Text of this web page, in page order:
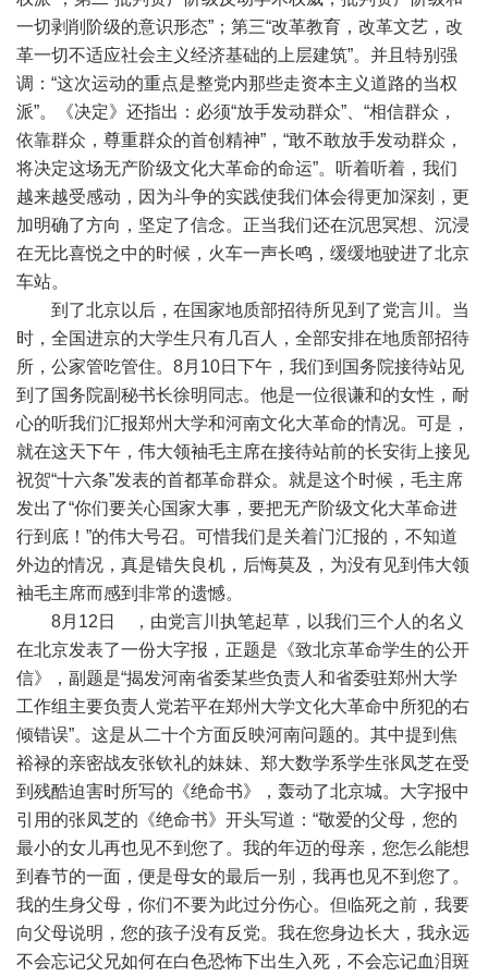
一切剥削阶级的意识形态”；第三“改革教育，改革文艺，改
革一切不适应社会主义经济基础的上层建筑”。并且特别强
调：“这次运动的重点是整党内那些走资本主义道路的当权
派”。《决定》还指出：必须“放手发动群众”、“相信群众，
依靠群众，尊重群众的首创精神”，“敢不敢放手发动群众，
将决定这场无产阶级文化大革命的命运”。听着听着，我们
越来越受感动，因为斗争的实践使我们体会得更加深刻，更
加明确了方向，坚定了信念。正当我们还在沉思冥想、沉浸
在无比喜悦之中的时候，火车一声长鸣，缓缓地驶进了北京
车站。
到了北京以后，在国家地质部招待所见到了党言川。当
时，全国进京的大学生只有几百人，全部安排在地质部招待
所，公家管吃管住。8月10日下午，我们到国务院接待站见
到了国务院副秘书长徐明同志。他是一位很谦和的女性，耐
心的听我们汇报郑州大学和河南文化大革命的情况。可是，
就在这天下午，伟大领袖毛主席在接待站前的长安街上接见
祝贺“十六条”发表的首都革命群众。就是这个时候，毛主席
发出了“你们要关心国家大事，要把无产阶级文化大革命进
行到底！”的伟大号召。可惜我们是关着门汇报的，不知道
外边的情况，真是错失良机，后悔莫及，为没有见到伟大领
袖毛主席而感到非常的遗憾。
8月12日 ，由党言川执笔起草，以我们三个人的名义
在北京发表了一份大字报，正题是《致北京革命学生的公开
信》，副题是“揭发河南省委某些负责人和省委驻郑州大学
工作组主要负责人党若平在郑州大学文化大革命中所犯的右
倾错误”。这是从二十个方面反映河南问题的。其中提到焦
裕禄的亲密战友张钦礼的妹妹、郑大数学系学生张凤芝在受
到残酷迫害时所写的《绝命书》，轰动了北京城。大字报中
引用的张凤芝的《绝命书》开头写道：“敬爱的父母，您的
最小的女儿再也见不到您了。我的年迈的母亲，您怎么能想
到春节的一面，便是母女的最后一别，我再也见不到您了。
我的生身父母，你们不要为此过分伤心。但临死之前，我要
向父母说明，您的孩子没有反党。我在您身边长大，我永远
不会忘记父兄如何在白色恐怖下出生入死，不会忘记血泪斑